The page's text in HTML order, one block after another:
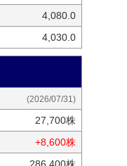
4,080.0
4,030.0
(2026/07/31)
27,700株
+8,600株
286,400株